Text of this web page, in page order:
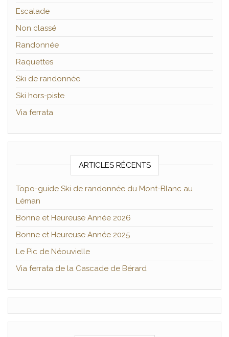
Escalade
Non classé
Randonnée
Raquettes
Ski de randonnée
Ski hors-piste
Via ferrata
ARTICLES RÉCENTS
Topo-guide Ski de randonnée du Mont-Blanc au
Léman
Bonne et Heureuse Année 2026
Bonne et Heureuse Année 2025
Le Pic de Néouvielle
Via ferrata de la Cascade de Bérard